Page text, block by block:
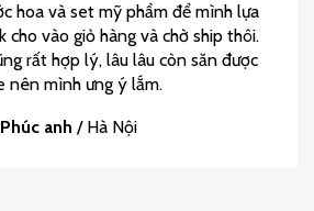
hoa và set mỹ phẩm để mình lựa
cho vào giỏ hàng và chờ ship thôi.
rất hợp lý, lâu lâu còn săn được
nên mình ưng ý lắm.
Phúc anh / Hà Nội